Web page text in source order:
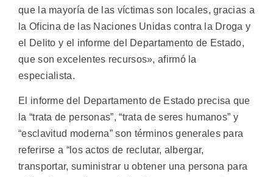
que la mayoría de las víctimas son locales, gracias a
la Oficina de las Naciones Unidas contra la Droga y
el Delito y el informe del Departamento de Estado,
que son excelentes recursos», afirmó la
especialista.
El informe del Departamento de Estado precisa que
la “trata de personas”, “trata de seres humanos” y
“esclavitud moderna” son términos generales para
referirse a “los actos de reclutar, albergar,
transportar, suministrar u obtener una persona para